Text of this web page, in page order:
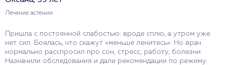
Лечение астении
Пришла с постоянной слабостью: вроде сплю, а утром уже
нет сил. Боялась, что скажут «меньше ленитесь». Но врач
нормально расспросил про сон, стресс, работу, болезни.
Назначили обследования и дали рекомендации по режиму.